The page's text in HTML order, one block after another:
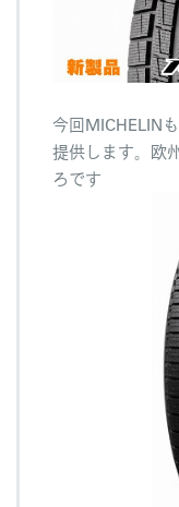
今回MICHELIN
提供します。欧
ろです